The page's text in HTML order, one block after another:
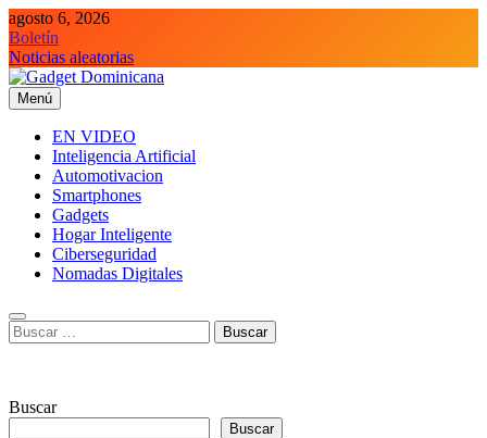
Saltar
al
contenido
agosto 6, 2026
Boletín
Noticias aleatorias
Gadget Dominicana
Gadgets y Tecnología de consumo
Menú
EN VIDEO
Inteligencia Artificial
Automotivacion
Smartphones
Gadgets
Hogar Inteligente
Ciberseguridad
Nomadas Digitales
Buscar:
Buscar
Buscar